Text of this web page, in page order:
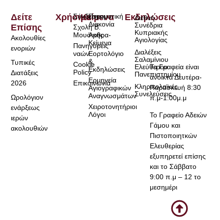
Τα Γραφεία είναι
ανοικτά Δευτέρα-
Παρασκευή 8:30
π.μ-1:00μ.μ
Το Γραφείο Αδειών
Γάμου και
Πιστοποιητκών
Ελευθερίας
εξυπηρετεί επίσης
και το Σάββατο
9:00 π.μ – 12 το
μεσημέρι
Χρήσιμα
Σύνδεσμοι
Σχολή Β.
Μουσικής
Πανηγύρεις
ναών
Cookie
Policy
Επικοινωνία
Κείμενα
Πνευματική
Διακονία
Άρθρα-
Κείμενα
Εορτολόγιο
&
Εκδηλώσεις
Ερμηνεία
Αγιογραφικών
Αναγνωσμάτων
Χειροτονητήριοι
Λόγοι
Δείτε
Επίσης
Ακολουθίες
ενοριών
Τυπικές
Διατάξεις
2026
Ωρολόγιον
ενάρξεως
ιερών
ακολουθιών
Εκδηλώσεις
Διεθνή
Συνέδρια
Κυπριακής
Αγιολογίας
Διαλέξεις
Σαλαμίνιου
Ελεύθερου
Πανεπιστημίου
Κληρικολαϊκές
Συνελεύσεις